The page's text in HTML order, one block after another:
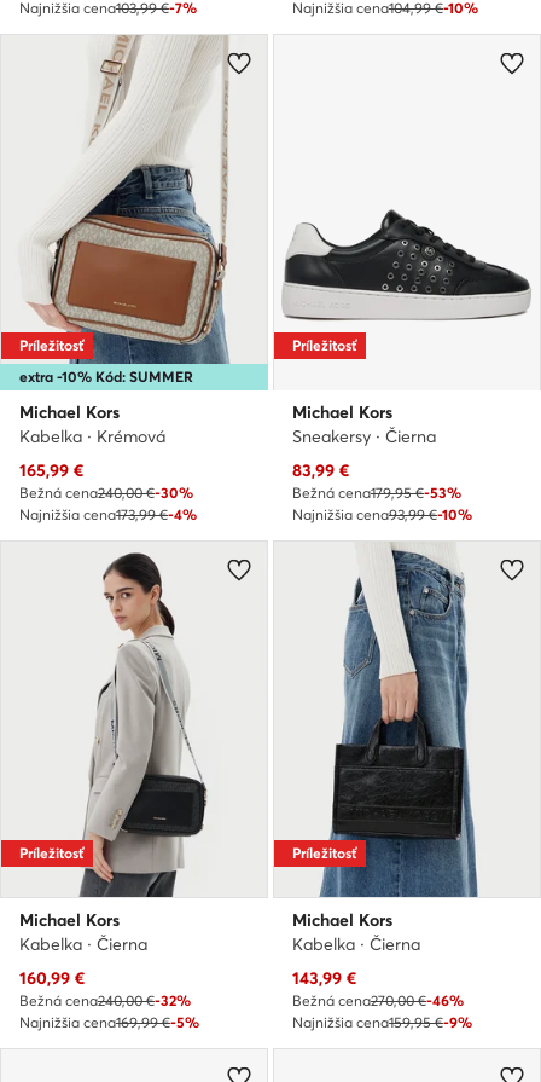
Najnižšia cena103,99 €-7% Najnižšia cena104,99 €-10%
extra -10% Kód: SUMMER
Príležitosť
Michael Kors
Kabelka · Krémová
Aktuálna cena
165,99 €
Bežná cena240,00 €-30%
Najnižšia cena173,99 €-4%
Príležitosť
Michael Kors
Sneakersy · Čierna
Aktuálna cena
83,99 €
Bežná cena179,95 €-53%
Najnižšia cena93,99 €-10%
Príležitosť
Michael Kors
Kabelka · Čierna
Aktuálna cena
160,99 €
Bežná cena240,00 €-32%
Najnižšia cena169,99 €-5%
Príležitosť
Michael Kors
Kabelka · Čierna
Aktuálna cena
143,99 €
Bežná cena270,00 €-46%
Najnižšia cena159,95 €-9%